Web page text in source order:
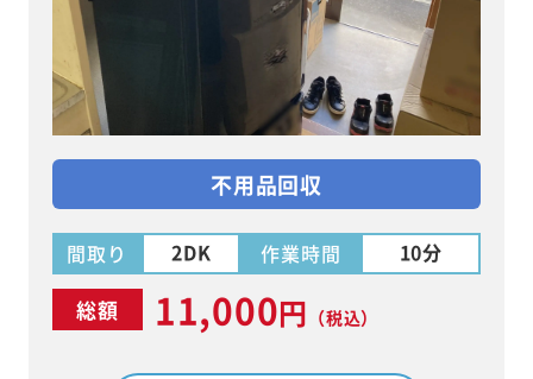
不用品回収
間取り 2DK 作業時間 10分
総額 11,000円 （税込）